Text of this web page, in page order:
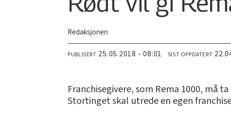
Redaksjonen
PUBLISERT 25.05.2018 - 08:01 SIST OPPDATERT
Franchisegivere, som Rema 1000, må
Stortinget skal utrede en egen